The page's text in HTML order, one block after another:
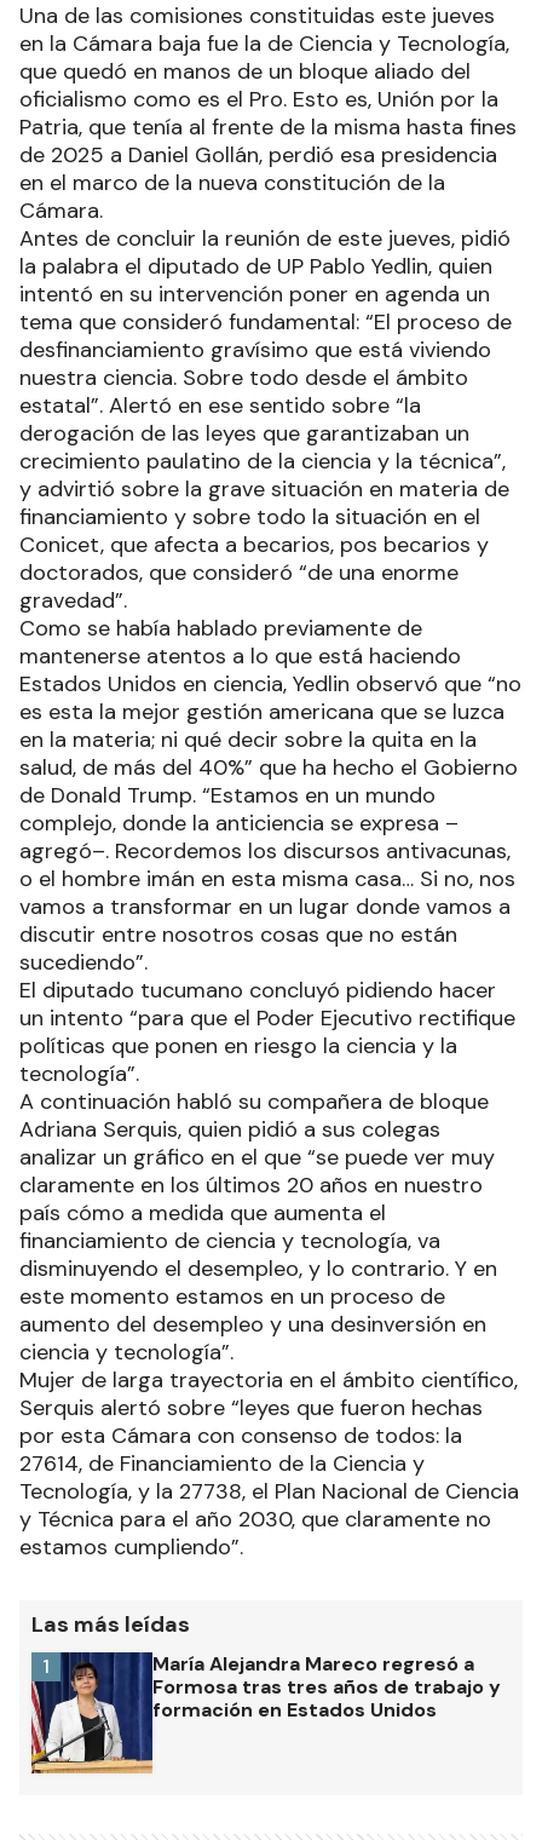
Una de las comisiones constituidas este jueves
en la Cámara baja fue la de Ciencia y Tecnología,
que quedó en manos de un bloque aliado del
oficialismo como es el Pro. Esto es, Unión por la
Patria, que tenía al frente de la misma hasta fines
de 2025 a Daniel Gollán, perdió esa presidencia
en el marco de la nueva constitución de la
Cámara.
Antes de concluir la reunión de este jueves, pidió
la palabra el diputado de UP Pablo Yedlin, quien
intentó en su intervención poner en agenda un
tema que consideró fundamental: “El proceso de
desfinanciamiento gravísimo que está viviendo
nuestra ciencia. Sobre todo desde el ámbito
estatal”. Alertó en ese sentido sobre “la
derogación de las leyes que garantizaban un
crecimiento paulatino de la ciencia y la técnica”,
y advirtió sobre la grave situación en materia de
financiamiento y sobre todo la situación en el
Conicet, que afecta a becarios, pos becarios y
doctorados, que consideró “de una enorme
gravedad”.
Como se había hablado previamente de
mantenerse atentos a lo que está haciendo
Estados Unidos en ciencia, Yedlin observó que “no
es esta la mejor gestión americana que se luzca
en la materia; ni qué decir sobre la quita en la
salud, de más del 40%” que ha hecho el Gobierno
de Donald Trump. “Estamos en un mundo
complejo, donde la anticiencia se expresa –
agregó–. Recordemos los discursos antivacunas,
o el hombre imán en esta misma casa… Si no, nos
vamos a transformar en un lugar donde vamos a
discutir entre nosotros cosas que no están
sucediendo”.
El diputado tucumano concluyó pidiendo hacer
un intento “para que el Poder Ejecutivo rectifique
políticas que ponen en riesgo la ciencia y la
tecnología”.
A continuación habló su compañera de bloque
Adriana Serquis, quien pidió a sus colegas
analizar un gráfico en el que “se puede ver muy
claramente en los últimos 20 años en nuestro
país cómo a medida que aumenta el
financiamiento de ciencia y tecnología, va
disminuyendo el desempleo, y lo contrario. Y en
este momento estamos en un proceso de
aumento del desempleo y una desinversión en
ciencia y tecnología”.
Mujer de larga trayectoria en el ámbito científico,
Serquis alertó sobre “leyes que fueron hechas
por esta Cámara con consenso de todos: la
27614, de Financiamiento de la Ciencia y
Tecnología, y la 27738, el Plan Nacional de Ciencia
y Técnica para el año 2030, que claramente no
estamos cumpliendo”.
Las más leídas
María Alejandra Mareco regresó a
Formosa tras tres años de trabajo y
formación en Estados Unidos
1